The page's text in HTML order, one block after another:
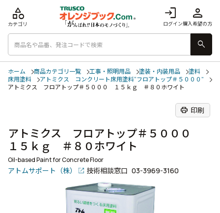
login
ログイン
person
購入希望の方
category
カテゴリ
search
ホーム 商品カテゴリ一覧 工事・照明用品 塗装・内装用品
塗料
床用塗料
アトミクス コンクリート床用塗料“フロアトップ＃５０００”
アトミクス フロアトップ＃５０００ １５ｋｇ ＃８０ホワイト
print 印刷
アトミクス フロアトップ＃５０００
１５ｋｇ ＃８０ホワイト
Oil-based Paint for Concrete Floor
アトムサポート（株） 技術相談窓口 03-3969-3160